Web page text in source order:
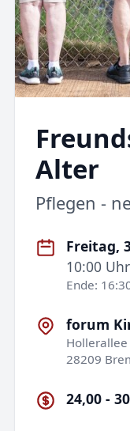
Alter
Pflegen -
Freitag,
10:00 Uhr
Ende:
forum
Hollerallee
28209
24,00 -